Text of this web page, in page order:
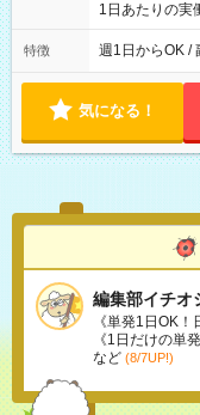
1日あたりの実
9:30~18:00 実
16:00~21:30
特徴 週1日からOK /
気になる！
編集部イチオ
《単発1日OK
《1日だけの単
など (8/7UP!)